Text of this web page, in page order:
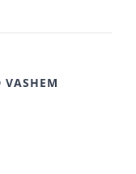
VASHEM